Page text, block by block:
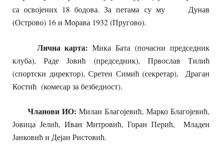
са освојених 18 бодова. За петама су му Дунав
(Острово) 16 и Морава 1932 (Пругово).
Лична карта:Мика Бата (почасни председник
клуба), Раде Јовић (председник), Првослав Тилић
(спортски директор), Сретен Симић (секретар), Драган
Костић (комесар за безбедност).
Чланови ИО: Милан Благојевић, Марко Благојевић,
Јовица Јелић, Иван Митровић, Горан Перић, Младен
Јанковић и Дејан Ристовић.